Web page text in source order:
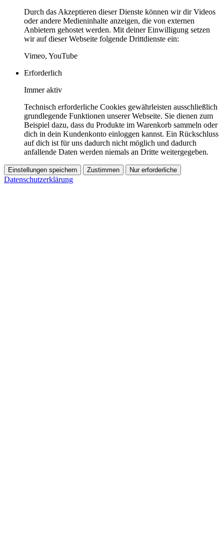
Durch das Akzeptieren dieser Dienste können wir dir Videos
oder andere Medieninhalte anzeigen, die von externen
Anbietern gehostet werden. Mit deiner Einwilligung setzen
wir auf dieser Webseite folgende Drittdienste ein:
Vimeo, YouTube
Erforderlich
Immer aktiv
Technisch erforderliche Cookies gewährleisten ausschließlich
grundlegende Funktionen unserer Webseite. Sie dienen zum
Beispiel dazu, dass du Produkte im Warenkorb sammeln oder
dich in dein Kundenkonto einloggen kannst. Ein Rückschluss
auf dich ist für uns dadurch nicht möglich und dadurch
anfallende Daten werden niemals an Dritte weitergegeben.
Einstellungen speichern Zustimmen Nur erforderliche
Datenschutzerklärung